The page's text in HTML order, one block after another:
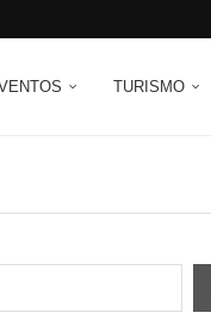
TURISMO